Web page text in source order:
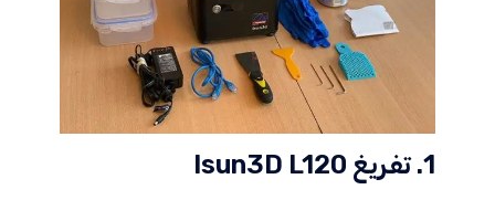
1. تفريغ Isun3D L120